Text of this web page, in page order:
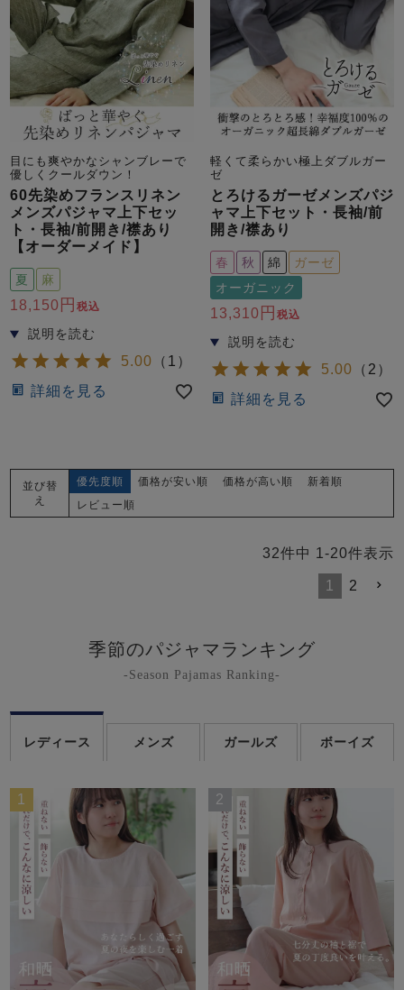
目にも爽やかなシャンブレーで
優しくクールダウン！
60先染めフランスリネン
メンズパジャマ上下セッ
ト・長袖/前開き/襟あり
【オーダーメイド】
夏 麻
18,150 税込
5.00 （ 1 ）
詳細を見る
軽くて柔らかい極上ダブルガー
ゼ
とろけるガーゼメンズパジ
ャマ上下セット・長袖/前
開き/襟あり
春 秋 綿
ガーゼ
オーガニック
13,310 税込
5.00 （ 2 ）
詳細を見る
並び替
え
優先度順 価格が安い順 価格が高い順
新着順
レビュー順
32件中 1 -20件表示
1 2
季節のパジャマランキング
-Season Pajamas Ranking-
レディース メンズ ガールズ ボーイズ
1 2